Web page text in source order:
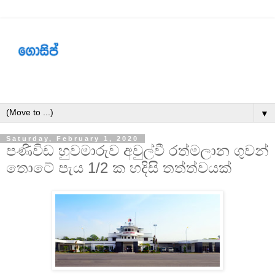
▼
Saturday, February 1, 2020
පණිවිඩ හුවමාරුව අවුල්වී රත්මලාන ගුවන්
තොටේ පැය 1/2 ක හදිසි තත්ත්වයක්